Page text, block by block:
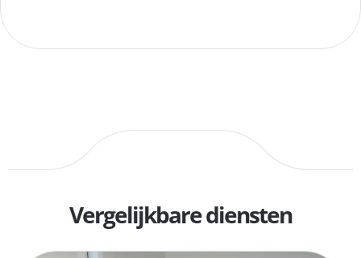
Vergelijkbare diensten